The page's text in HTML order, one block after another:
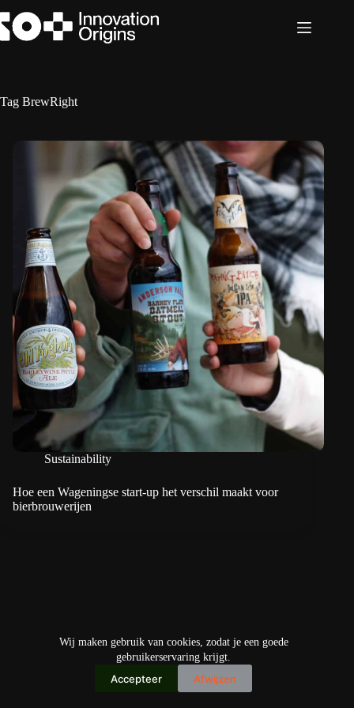
naar
de
Wij maken gebruik van cookies, zodat je een goede
gebruikerservaring krijgt.
Accepteer Afwijzen
Tag BrewRight
Sustainability
Hoe een Wageningse start-up het verschil maakt voor
bierbrouwerijen